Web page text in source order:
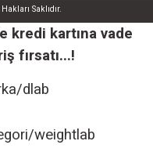
Saklıdır.
kredi kartına vade
fırsatı...!
dlab
weightlab